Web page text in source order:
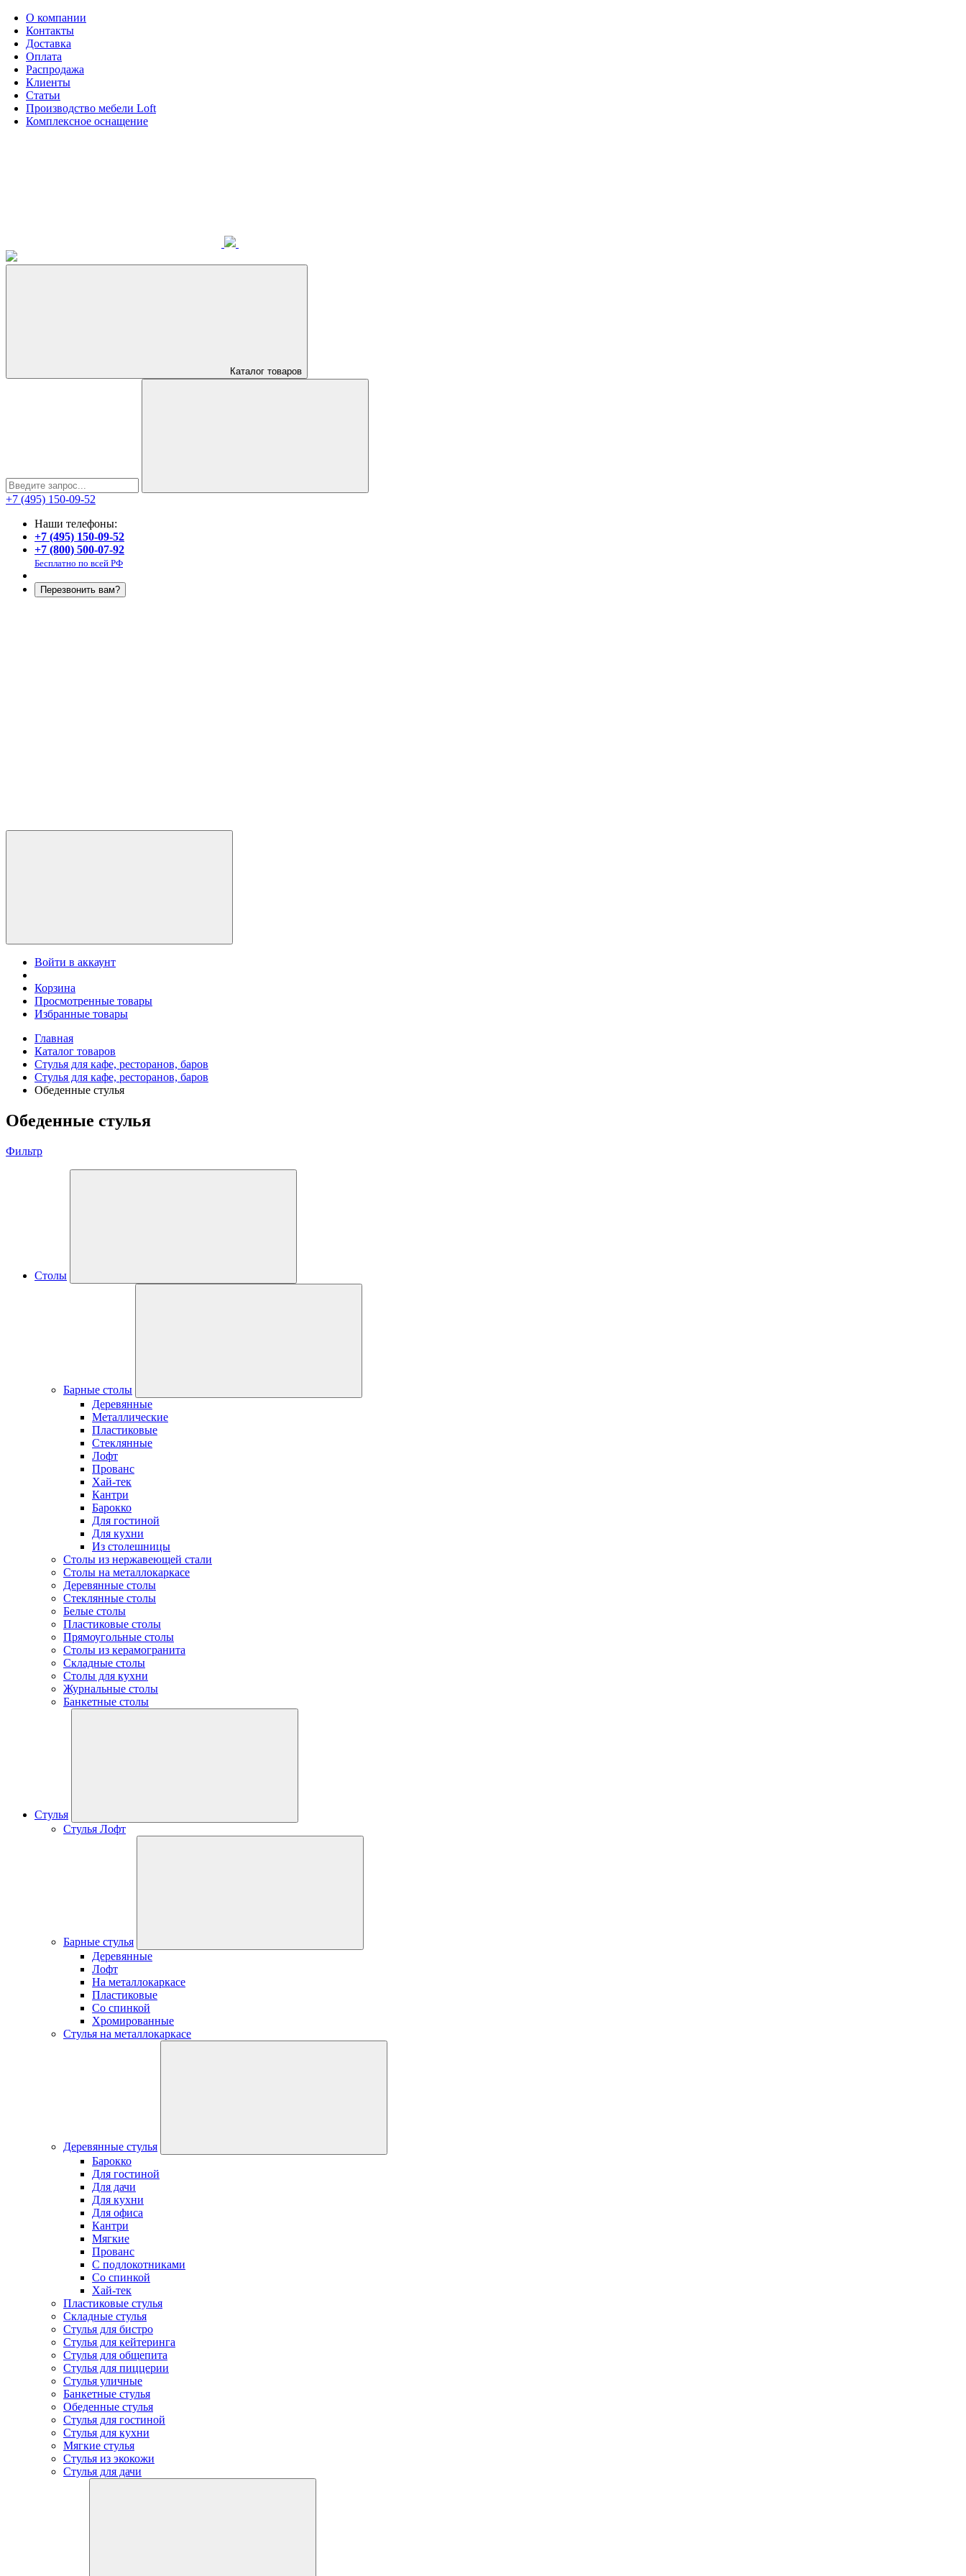
О компании
Контакты
Доставка
Оплата
Распродажа
Клиенты
Статьи
Производство мебели Loft
Комплексное оснащение
Каталог товаров
+7 (495) 150-09-52
Наши телефоны:
+7 (495) 150-09-52
+7 (800) 500-07-92
Бесплатно по всей РФ
Перезвонить вам?
Войти в аккаунт
Корзина
Просмотренные товары
Избранные товары
Главная
Каталог товаров
Стулья для кафе, ресторанов, баров
Стулья для кафе, ресторанов, баров
Обеденные стулья
Обеденные стулья
Фильтр
Столы
Барные столы
Деревянные
Металлические
Пластиковые
Стеклянные
Лофт
Прованс
Хай-тек
Кантри
Барокко
Для гостиной
Для кухни
Из столешницы
Столы из нержавеющей стали
Столы на металлокаркасе
Деревянные столы
Стеклянные столы
Белые столы
Пластиковые столы
Прямоугольные столы
Столы из керамогранита
Складные столы
Столы для кухни
Журнальные столы
Банкетные столы
Стулья
Стулья Лофт
Барные стулья
Деревянные
Лофт
На металлокаркасе
Пластиковые
Со спинкой
Хромированные
Стулья на металлокаркасе
Деревянные стулья
Барокко
Для гостиной
Для дачи
Для кухни
Для офиса
Кантри
Мягкие
Прованс
С подлокотниками
Со спинкой
Хай-тек
Пластиковые стулья
Складные стулья
Стулья для бистро
Стулья для кейтеринга
Стулья для общепита
Стулья для пиццерии
Стулья уличные
Банкетные стулья
Обеденные стулья
Стулья для гостиной
Стулья для кухни
Мягкие стулья
Стулья из экокожи
Стулья для дачи